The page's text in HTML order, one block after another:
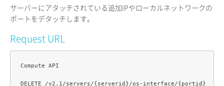
サービス一覧
サポート
サーバーにアタッチされている追加IPやローカルネットワークの
ポートをデタッチします。
Request URL
Compute API